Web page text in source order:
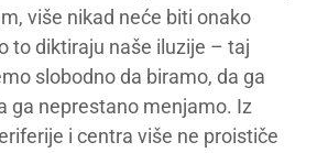
više nikad neće biti onako
to diktiraju naše iluzije – taj
slobodno da biramo, da ga
ga neprestano menjamo. Iz
i centra više ne proističe